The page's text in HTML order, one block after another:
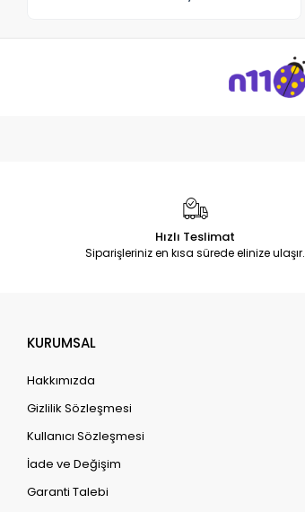
Hızlı Teslimat
Siparişleriniz en kısa sürede elinize ulaşır.
KURUMSAL
Hakkımızda
Gizlilik Sözleşmesi
Kullanıcı Sözleşmesi
İade ve Değişim
Garanti Talebi